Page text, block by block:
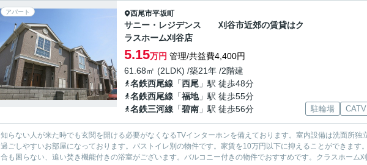
アパート 西尾市平坂町
サニー・レジデンス 刈谷市近郊の賃貸はク
ラスホーム刈谷店
5.15万円 管理/共益費4,400円
61.68㎡ (2LDK) /築21年 /2階建
名鉄西尾線 「西尾 」駅 徒歩48分
名鉄西尾線 「福地」駅 徒歩55分
名鉄三河線 「碧南 」駅 徒歩56分 駐輪場 CATV
知らない人が来た時でも玄関を開ける必要がなくなるTVインターホンを備えております。室内設備は洗面所独
過ごしやすいお部屋になっております。バストイレ別の物件です。家賃を10万円以下に抑えることができます
合も困らない、追い焚き機能付きの浴室がございます。バルコニー付きの物件でおすすめです。クラスホーム